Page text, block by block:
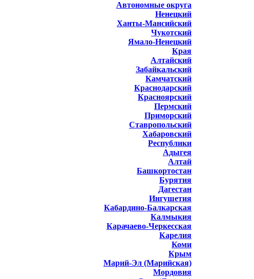
Автономные округа
Ненецкий
Ханты-Мансийский
Чукотский
Ямало-Ненецкий
Края
Алтайский
Забайкальский
Камчатский
Краснодарский
Красноярский
Пермский
Приморский
Ставропольский
Хабаровский
Республики
Адыгея
Алтай
Башкортостан
Бурятия
Дагестан
Ингушетия
Кабардино-Балкарская
Калмыкия
Карачаево-Черкесская
Карелия
Коми
Крым
Марий-Эл (Марийская)
Мордовия